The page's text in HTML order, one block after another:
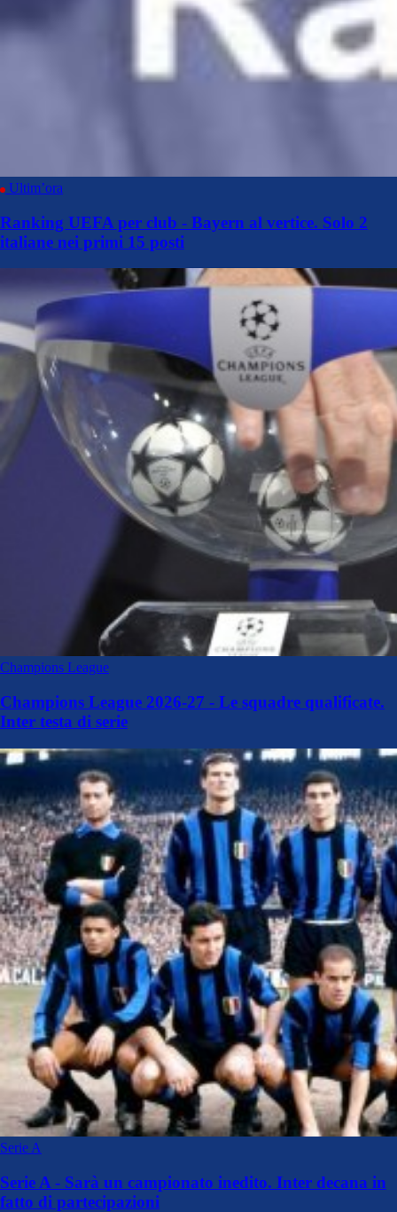
Ultim’ora
Ranking UEFA per club - Bayern al vertice. Solo 2
italiane nei primi 15 posti
Champions League
Champions League 2026-27 - Le squadre qualificate.
Inter testa di serie
Serie A
Serie A - Sarà un campionato inedito. Inter decana in
fatto di partecipazioni